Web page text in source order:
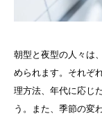
朝型と夜型の人々は
められます。それぞ
理方法、年代に応じ
う。また、季節の変